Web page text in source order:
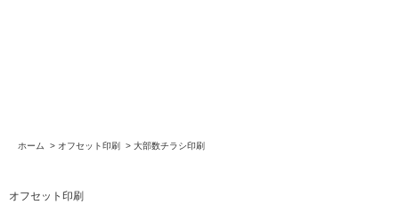
ホーム > オフセット印刷 > 大部数チラシ印刷
オフセット印刷